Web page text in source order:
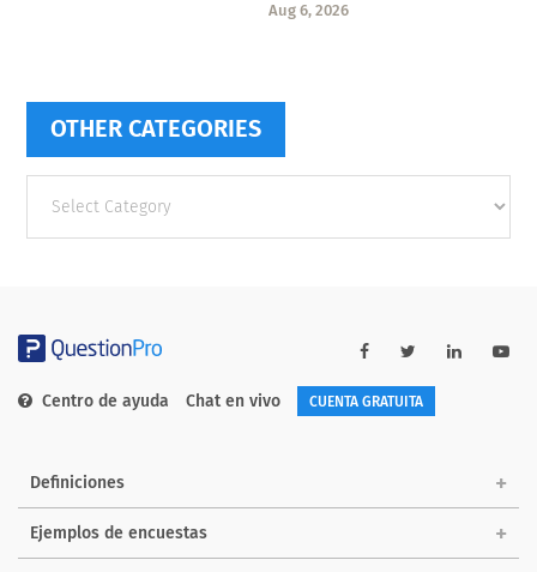
Aug 6, 2026
OTHER CATEGORIES
categories
Centro de ayuda Chat en vivo CUENTA GRATUITA
Definiciones
Ejemplos de encuestas